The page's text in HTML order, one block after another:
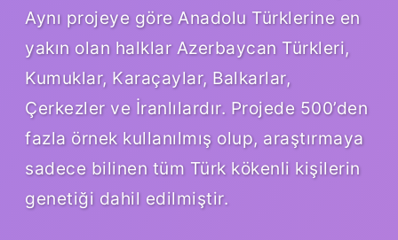
Aynı projeye göre Anadolu Türklerine en
yakın olan halklar Azerbaycan Türkleri,
Kumuklar, Karaçaylar, Balkarlar,
Çerkezler ve İranlılardır. Projede 500’den
fazla örnek kullanılmış olup, araştırmaya
sadece bilinen tüm Türk kökenli kişilerin
genetiği dahil edilmiştir.